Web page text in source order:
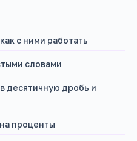
с ними работать
словами
десятичную дробь и
проценты